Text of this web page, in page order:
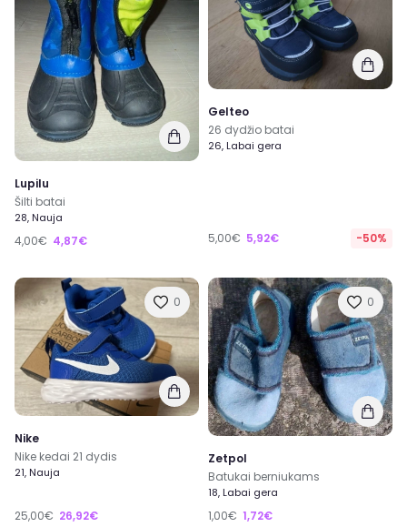
Lupilu
Šilti batai
28, Nauja
4,00€ 4,87€
Gelteo
26 dydžio batai
26, Labai gera
5,00€ 5,92€ -50%
0
Nike
Nike kedai 21 dydis
21, Nauja
25,00€ 26,92€
0
Zetpol
Batukai berniukams
18, Labai gera
1,00€ 1,72€